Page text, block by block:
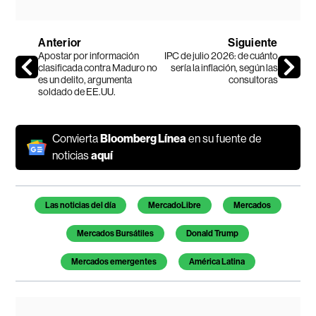
Anterior
Apostar por información
clasificada contra Maduro no
es un delito, argumenta
soldado de EE.UU.
Siguiente
IPC de julio 2026: de cuánto
sería la inflación, según las
consultoras
ConviertaBloomberg Líneaen su fuente de
noticiasaquí
Temas de este artículo
Las noticias del día MercadoLibre Mercados
Mercados Bursátiles Donald Trump
Mercados emergentes América Latina